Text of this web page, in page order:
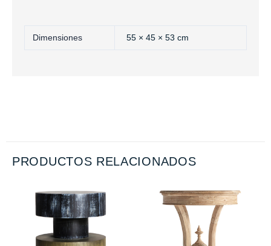
Dimensiones 55 × 45 × 53 cm
PRODUCTOS RELACIONADOS